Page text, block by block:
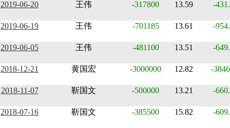
2019-06-20 王伟 -317800 13.59 -
2019-06-19 王伟 -701185 13.61 -
2019-06-05 王伟 -481100 13.51 -
2018-12-21 黄国宏 -3000000 12.82 -
2018-11-07 靳国文 -500000 13.21 -
2018-07-16 靳国文 -385500 15.82 -